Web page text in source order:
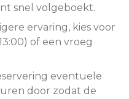
snel volgeboekt.
ervaring, kies voor
of een vroeg
eventuele
door zodat de